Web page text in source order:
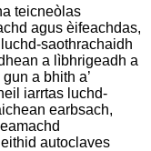
teicneòlas
agus èifeachdas,
saothrachaidh
a lìbhrigeadh a
a bhith a’
iarrtas luchd-
earbsach,
autoclaves